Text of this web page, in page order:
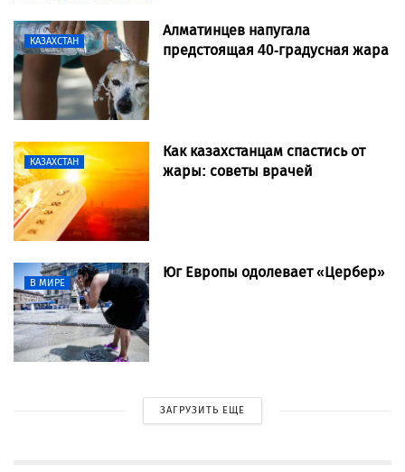
КАЗАХСТАН
Алматинцев напугала
предстоящая 40-градусная жара
КАЗАХСТАН
Как казахстанцам спастись от
жары: советы врачей
В МИРЕ
Юг Европы одолевает «Цербер»
ЗАГРУЗИТЬ ЕЩЕ